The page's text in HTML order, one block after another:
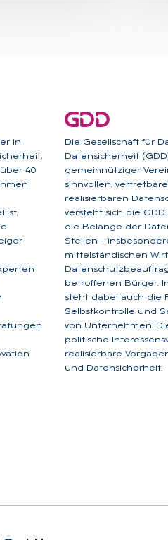
in
40
ist,
Die Gesellschaft für
Datensicherheit
gemeinnütziger
sinnvollen,
realisierbaren
versteht sich die
die Belange der
Stellen –
mittelständischen
betroffenen Bürger.
steht dabei auch die
Selbstkontrolle und
von Unternehmen.
politische
realisierbare
und Datensicherheit.